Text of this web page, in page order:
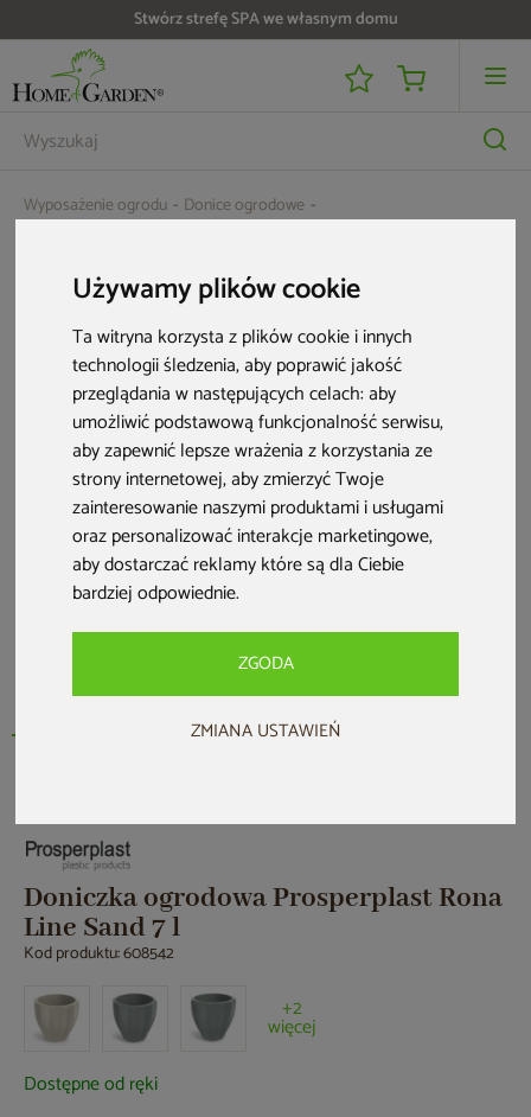
Używamy plików cookie
Ta witryna korzysta z plików cookie i innych
technologii śledzenia, aby poprawić jakość
przeglądania w następujących celach:aby
umożliwić podstawową funkcjonalność serwisu,
aby zapewnić lepsze wrażenia z korzystania ze
strony internetowej,aby zmierzyć Twoje
zainteresowanie naszymi produktami i usługami
oraz personalizować interakcje marketingowe,
aby dostarczać reklamy które są dla Ciebie
bardziej odpowiednie.
ZGODA
ZMIANA USTAWIEŃ
Stwórz strefę SPA we własnym domu
Wyposażenie ogrodu
Donice ogrodowe
Doniczka ogrodowa Prosperplast Rona
Line Sand 7 l
Kod produktu: 608542
+2
więcej
Dostępne od ręki